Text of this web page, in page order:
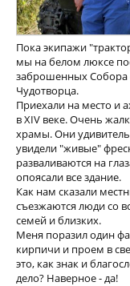
Пока экипажи
мы на белом люксе
заброшенных Собора
Чудотворца.
Приехали на место и
в XIV веке. Очень
храмы. Они
увидели "живые"
разваливаются на
опоясали все здание.
Как нам сказали
съезжаются люди со
семей и близких.
Меня поразил один
кирпичи и проем в
это, как знак и
дело? Наверное - да!